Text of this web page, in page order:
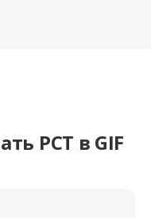
PCT в GIF